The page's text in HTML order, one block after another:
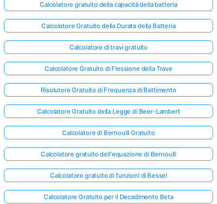
Calcolatore gratuito della capacità della batteria
Calcolatore Gratuito della Durata della Batteria
Calcolatore di travi gratuito
Calcolatore Gratuito di Flessione della Trave
Risolutore Gratuito di Frequenza di Battimento
Calcolatore Gratuito della Legge di Beer-Lambert
Calcolatore di Bernoulli Gratuito
Calcolatore gratuito dell'equazione di Bernoulli
Calcolatore gratuito di funzioni di Bessel
Calcolatore Gratuito per il Decadimento Beta